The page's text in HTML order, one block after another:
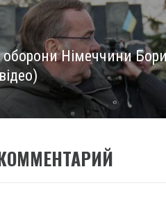
оборони Німеччини